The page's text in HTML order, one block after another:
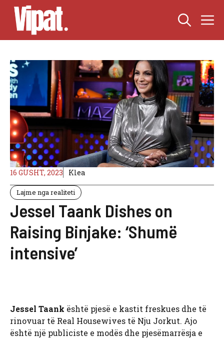
Skip
content
16 GUSHT, 2023 Klea
Lajme nga realiteti
Jessel Taank Dishes on
Raising Binjake: ‘Shumë
intensive’
Jessel Taank është pjesë e kastit freskues dhe të
rinovuar të Real Housewives të Nju Jorkut. Ajo
është një publiciste e modës dhe pjesëmarrësja e